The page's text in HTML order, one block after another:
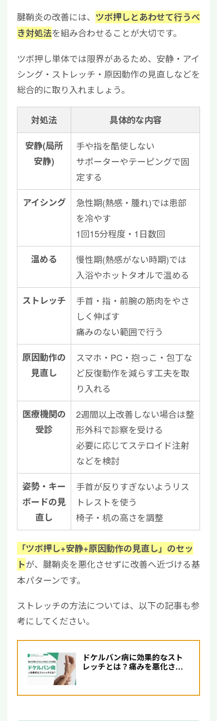
腱鞘炎の改善には、 ツボ押しとあわせて行うべ
き対処法を組み合わせることが大切です。
ツボ押し単体では限界があるため、安静・アイ
シング・ストレッチ・原因動作の見直しなどを
総合的に取り入れましょう。
対処法 具体的な内容
安静(局所
安静)
手や指を酷使しない
サポーターやテーピングで固
定する
アイシング
急性期(熱感・腫れ)では患部
を冷やす
1回15分程度・1日数回
温める
慢性期(熱感がない時期)では
入浴やホットタオルで温める
ストレッチ
手首・指・前腕の筋肉をやさ
しく伸ばす
痛みのない範囲で行う
原因動作の
見直し
スマホ・PC・抱っこ・包丁な
ど反復動作を減らす工夫を取
り入れる
医療機関の
受診
2週間以上改善しない場合は整
形外科で診察を受ける
必要に応じてステロイド注射
などを検討
姿勢・キー
ボードの見
直し
手首が反りすぎないようリス
トレストを使う
椅子・机の高さを調整
「ツボ押し+安静+原因動作の見直し」のセッ
トが、腱鞘炎を悪化させずに改善へ近づける基
本パターンです。
ストレッチの方法については、以下の記事も参
考にしてください。
ドケルバン病に効果的なスト
レッチとは？痛みを悪化させ